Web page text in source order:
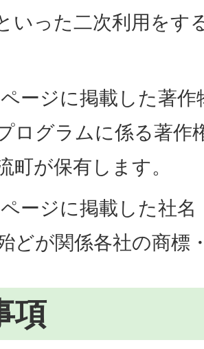
いった二次利用をす
ージに掲載した著作
ログラムに係る著作
町が保有します。
ージに掲載した社
どが関係各社の商標
項